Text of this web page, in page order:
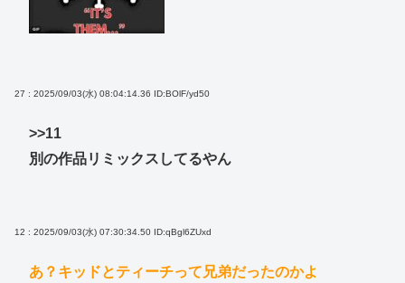
27 : 2025/09/03(水) 08:04:14.36 ID:BOlF/yd50
>>11
別の作品リミックスしてるやん
12 : 2025/09/03(水) 07:30:34.50 ID:qBgl6ZUxd
あ？キッドとティーチって兄弟だったのかよ